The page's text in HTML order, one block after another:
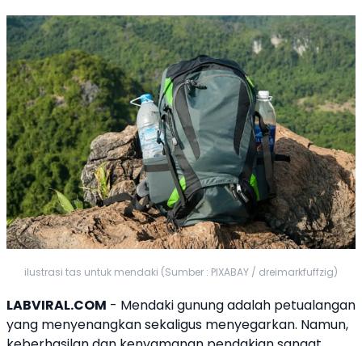
ilustrasi tas untuk mendaki (Sumber : PIXABAY / dreimarkfuffzig)
LABVIRAL.COM - Mendaki gunung adalah petualangan
yang menyenangkan sekaligus menyegarkan. Namun,